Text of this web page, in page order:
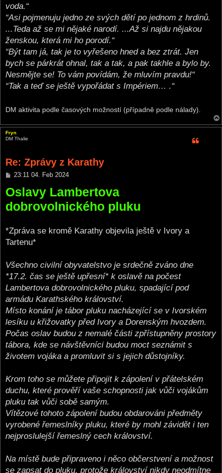
voda.“
“Asi pojmenuju jedno ze svých dětí po jednom z hrdinů.
...Teda až se mi nějaké narodí. ...Až si najdu nějakou
ženskou, která mi ho porodí.“
“Být tam já, tak je to vyřešeno hned a bez ztrát. Jen
bych se párkrát ohnal, tak a tak, a pak takhle a bylo by.
Nesmějte se! To vám povídám, že mluvím pravdu!“
“Tak a teď se ještě vypořádat s Impériem… .“
DM aktivita podle časových možností (případně podle nálady).
Fryn
DM Thalie
Re: Zprávy z Karathy
P
s
t
23:11 04. Feb 2024
Oslavy Lambertova
dobrovolnického pluku
*Zpráva se kromě Karathy objevila ještě v Ivory a
Tartenu*
Všechno civilní obyvatelstvo je srdečně zváno dne
*17.2. čas se ještě upřesní* k oslavě na počest
Lambertova dobrovolnického pluku, spadající pod
armádu Karathského království.
Místo konání je tábor pluku nacházející se v Ivorském
lesíku u křižovatky před Ivory a Dorenským hvozdem.
Počas oslav budou z nemalé části zpřístupněny prostory
tábora, kde se návštěvníci budou moct seznámit s
životem vojáka a promluvit si s jejich důstojníky.
Krom toho se můžete připojit k zápolení v přátelském
duchu, které prověří vaše schopnosti jak vůči vojákům
pluku tak vůči sobě samým.
Vítězové tohoto zápolení budou obdarováni předměty
vyrobené řemeslníky pluku, které by mohl závidět i ten
nejproslulejší řemeslný cech království.
Na místě bude připraveno i něco občerstvení a možnost
se zapsat do pluku, protože království nikdy neodmítne